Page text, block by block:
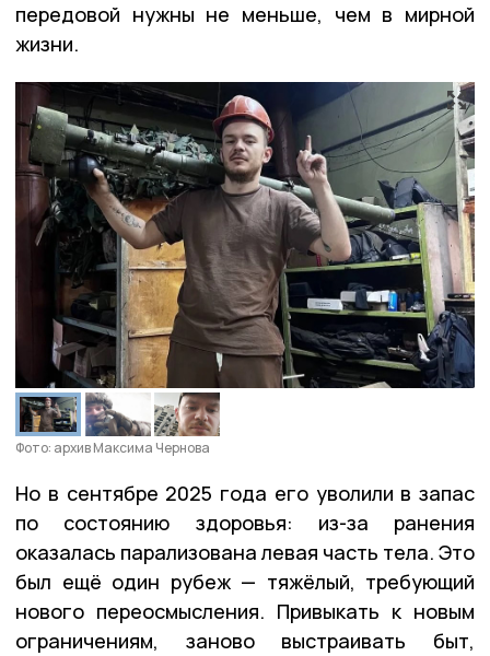
передовой нужны не меньше, чем в мирной
жизни.
Фото: архив Максима Чернова
Но в сентябре 2025 года его уволили в запас
по состоянию здоровья: из-за ранения
оказалась парализована левая часть тела. Это
был ещё один рубеж — тяжёлый, требующий
нового переосмысления. Привыкать к новым
ограничениям, заново выстраивать быт,